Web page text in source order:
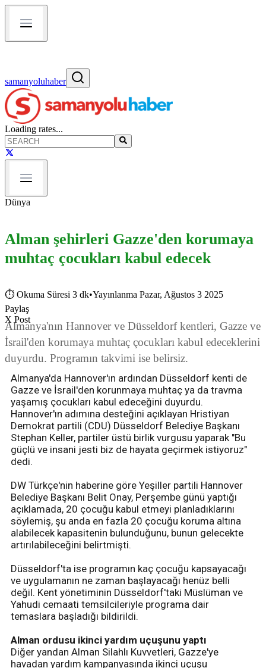
samanyoluhaber
Loading rates...
Dünya
Alman şehirleri Gazze'den korumaya
muhtaç çocukları kabul edecek
⏱ Okuma Süresi 3 dk•Yayınlanma Pazar, Ağustos 3 2025
Paylaş
X Post
Almanya'nın Hannover ve Düsseldorf kentleri, Gazze ve
İsrail'den korumaya muhtaç çocukları kabul edeceklerini
duyurdu. Programın takvimi ise belirsiz.
Almanya'da Hannover'ın ardından Düsseldorf kenti de
Gazze ve İsrail'den korunmaya muhtaç ya da travma
yaşamış çocukları kabul edeceğini duyurdu.
Hannover'ın adımına desteğini açıklayan Hristiyan
Demokrat partili (CDU) Düsseldorf Belediye Başkanı
Stephan Keller, partiler üstü birlik vurgusu yaparak "Bu
güçlü ve insani jesti biz de hayata geçirmek istiyoruz"
dedi.
DW Türkçe'nin haberine göre Yeşiller partili Hannover
Belediye Başkanı Belit Onay, Perşembe günü yaptığı
açıklamada, 20 çocuğu kabul etmeyi planladıklarını
söylemiş, şu anda en fazla 20 çocuğu koruma altına
alabilecek kapasitenin bulunduğunu, bunun gelecekte
artırılabileceğini belirtmişti.
Düsseldorf'ta ise programın kaç çocuğu kapsayacağı
ve uygulamanın ne zaman başlayacağı henüz belli
değil. Kent yönetiminin Düsseldorf'taki Müslüman ve
Yahudi cemaati temsilcileriyle programa dair
temaslara başladığı bildirildi.
Alman ordusu ikinci yardım uçuşunu yaptı
Diğer yandan Alman Silahlı Kuvvetleri, Gazze'ye
havadan yardım kampanyasında ikinci uçuşu